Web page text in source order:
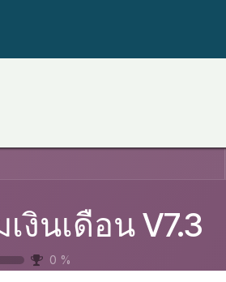
งินเดือน V7.3
0 %